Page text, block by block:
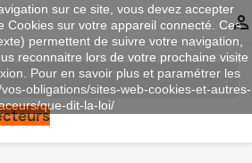

sur ce site, vous devez accepter
Cookies sur votre appareil connecté. Ces
permettent de suivre votre navigation,
reconnaitre lors de votre prochaine visite
Pour en savoir plus et paramétrer les
obligations/sites-web-cookies-et-autres-
que-dit-la-loi/